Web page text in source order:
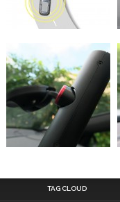
TAG CLOUD